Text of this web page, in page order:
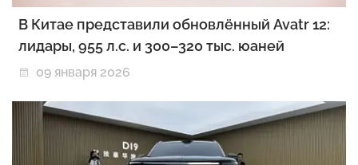
В Китае представили обновлённый Avatr 12:
лидары, 955 л.с. и 300–320 тыс. юаней
09 января 2026